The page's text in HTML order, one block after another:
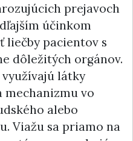
prejavoch
účinkom
liečby pacientov s
dôležitých orgánov.
látky
mechanizmu vo
alebo
Viažu sa priamo na